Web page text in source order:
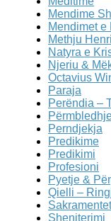
Mendime
Mendimet e
Methju Henri
Natyra e
Njeriu &
Octavius
Paraja
Perëndia –
Perndjekja
Predikime
Predikimi
Profesioni
Pyetje &
Qielli –
Shenjterimi